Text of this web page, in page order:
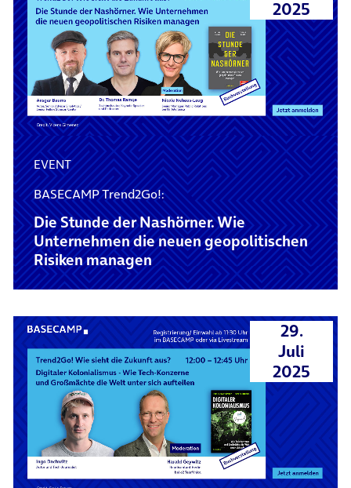
2025
EVENT
BASECAMP Trend2Go!:
Die Stunde der Nashörner. Wie
Unternehmen die neuen geopolitischen
Risiken managen
29.
Juli
2025